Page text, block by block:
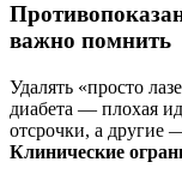
важно помнить
Удалять «просто
диабета — плохая
отсрочки, а другие
Клинические